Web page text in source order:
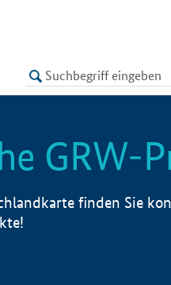
LISTE
GRW-
finden Sie